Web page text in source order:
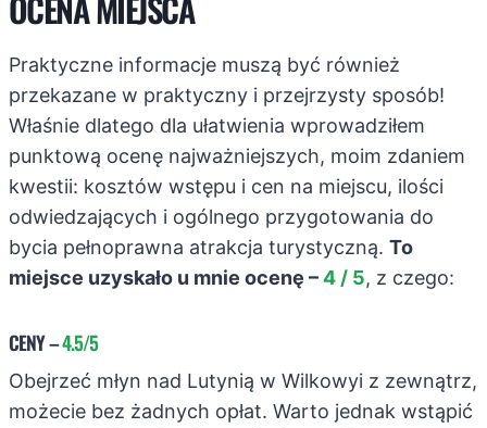
Praktyczne informacje muszą być również
przekazane w praktyczny i przejrzysty sposób!
Właśnie dlatego dla ułatwienia wprowadziłem
punktową ocenę najważniejszych, moim zdaniem
kwestii: kosztów wstępu i cen na miejscu, ilości
odwiedzających i ogólnego przygotowania do
bycia pełnoprawna atrakcja turystyczną. To
miejsce uzyskało u mnie ocenę –4 / 5, z czego:
CENY–4.5/5
Obejrzeć młyn nad Lutynią w Wilkowyi z zewnątrz,
możecie bez żadnych opłat. Warto jednak wstąpić